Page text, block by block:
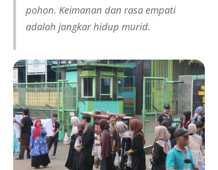
pohon. Keimanan dan rasa empati
adalah jangkar hidup murid.